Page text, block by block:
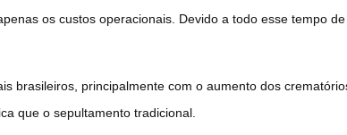
os custos operacionais. Devido a todo esse tempo
brasileiros, principalmente com o aumento dos
que o sepultamento tradicional.